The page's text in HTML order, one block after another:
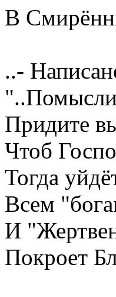
В
..-
Придите
Чтоб
Тогда
Всем
И
Покроет